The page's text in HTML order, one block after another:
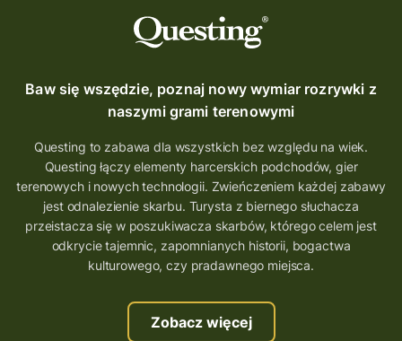
Baw się wszędzie, poznaj nowy wymiar rozrywki z
naszymi grami terenowymi
Questing to zabawa dla wszystkich bez względu na wiek.
Questing łączy elementy harcerskich podchodów, gier
terenowych i nowych technologii. Zwieńczeniem każdej zabawy
jest odnalezienie skarbu. Turysta z biernego słuchacza
przeistacza się w poszukiwacza skarbów, którego celem jest
odkrycie tajemnic, zapomnianych historii, bogactwa
kulturowego, czy pradawnego miejsca.
Zobacz więcej